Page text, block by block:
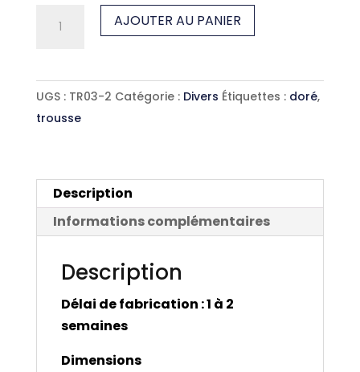
céladon
AJOUTER AU PANIER
UGS : TR03-2 Catégorie : Divers Étiquettes : doré,
trousse
Description
Informations complémentaires
Description
Délai de fabrication : 1 à 2
semaines
Dimensions